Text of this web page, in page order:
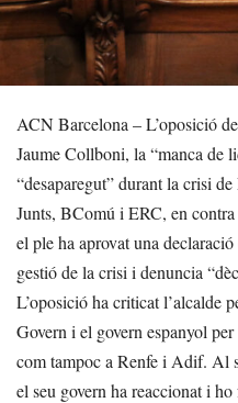
ACN Barcelona – L’oposició
Jaume Collboni, la “manca de
“desaparegut” durant la crisi
Junts, BComú i ERC, en
el ple ha aprovat una
gestió de la crisi i denuncia
L’oposició ha criticat l’alcalde
Govern i el govern espanyol
com tampoc a Renfe i Adif. Al
el seu govern ha reaccionat i